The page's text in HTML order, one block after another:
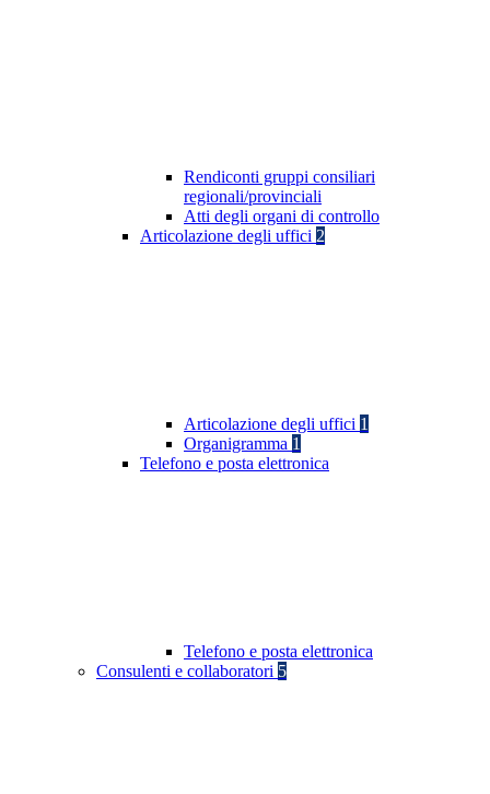
Rendiconti gruppi consiliari
regionali/provinciali
Atti degli organi di controllo
Articolazione degli uffici 2
Articolazione degli uffici 1
Organigramma 1
Telefono e posta elettronica
Telefono e posta elettronica
Consulenti e collaboratori 5